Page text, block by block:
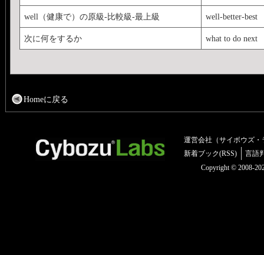
well（健康で）の原級‐比較級‐最上級 well-better-best
次に何をするか what to do next
Homeに戻る
運営会社（サイボウズ・
新着ブック(RSS)
言語
Copyright © 2008-